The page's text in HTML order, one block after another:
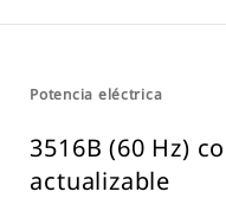
Potencia eléctrica
3516B (60 Hz)
actualizable